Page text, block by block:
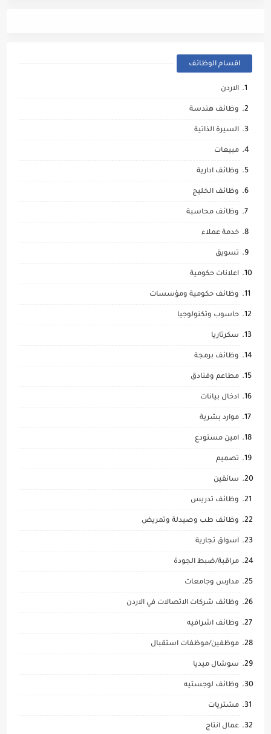
اقسام الوظائف
الاردن
وظائف هندسة
السيرة الذاتية
مبيعات
وظائف ادارية
وظائف الخليج
وظائف محاسبة
خدمة عملاء
تسويق
اعلانات حكومية
وظائف حكومية ومؤسسات
حاسوب وتكنولوجيا
سكرتاريا
وظائف برمجة
مطاعم وفنادق
ادخال بيانات
موارد بشرية
امين مستودع
تصميم
سائقين
وظائف تدريس
وظائف طب وصيدلة وتمريض
اسواق تجارية
مراقبة/ضبط الجودة
مدارس وجامعات
وظائف شركات الاتصالات في الاردن
وظائف اشرافيه
موظفين/موظفات استقبال
سوشال ميديا
وظائف لوجستيه
مشتريات
عمال انتاج